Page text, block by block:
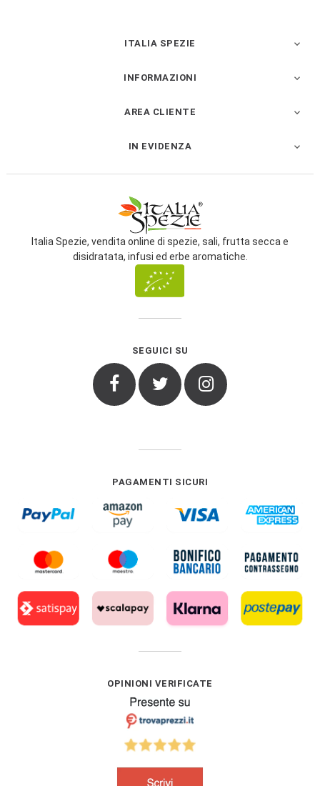
ITALIA SPEZIE 
INFORMAZIONI 
AREA CLIENTE 
IN EVIDENZA 
Italia Spezie, vendita online di spezie, sali, frutta secca e
disidratata, infusi ed erbe aromatiche.
SEGUICI SU
Facebook Twitter Instagram
PAGAMENTI SICURI
OPINIONI VERIFICATE